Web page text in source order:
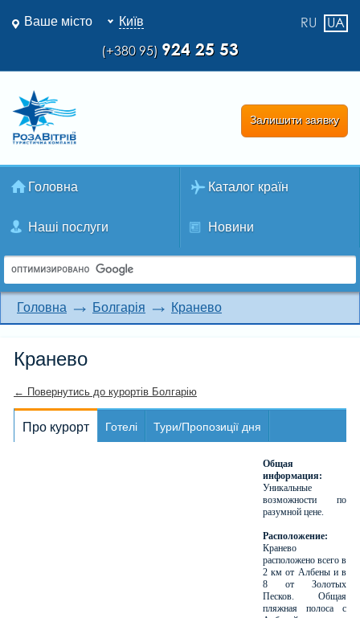
RU
UA
(+380 95) 924 25 53
Ваше місто Київ
Залишити заявку
Головна Каталог країн
Наші послуги Новини
Головна Болгарія Кранево
Кранево
← Повернутись до курортів Болгарію
Про курорт Готелі Тури/Пропозиції дня
Общая
информация:
Уникальные
возможности по
разумной цене.
Расположение:
Кранево
расположено всего в
2 км от Албены и в
8 от Золотых
Песков. Общая
пляжная полоса с